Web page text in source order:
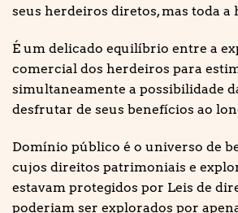
seus herdeiros diretos, mas toda a
É um delicado equilíbrio entre a
comercial dos herdeiros para
simultaneamente a possibilidade
desfrutar de seus benefícios ao
Domínio público é o universo de
cujos direitos patrimoniais e
estavam protegidos por Leis de
poderiam ser explorados por